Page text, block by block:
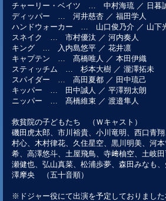
チャーリー・ベイツ … 中村海琉 ／ 日暮
ディッパー … 河井慈杏 ／ 福田学人
ハンドウォーカー … 山口俊乃介 ／ 山下
スネイク … 市村優汰 ／ 河内奏人
キング … 入内島悠平 ／ 花井凛
キャプテン … 髙橋唯人 ／ 本田伊織
スティッチム … 杉本大樹 ／ 瀧澤拓未
スパイダー … 高田夏都 ／ 田中琉己
キッパー … 田中誠人 ／ 平澤朔太朗
ニッパー … 髙橋維束 ／ 渡邉隼人
救貧院の子どもたち （Ｗキャスト）
磯田虎太郎、市川裕貴、小川竜明、西口青
村心、木村律花、久住星空、黒川明美、河
希、高澤悠斗、土屋飛鳥、寺﨑柚空、土岐
瀬健也、弘山真菜、松浦歩夢、森田みなも
澤摩央 （五十音順）
※ドジャー役にて出演を予定しておりました